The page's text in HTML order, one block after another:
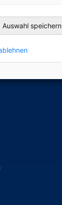
Auswahl speichern